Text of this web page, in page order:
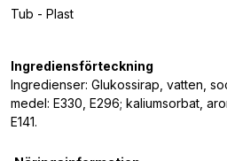
Tub - Plast
Ingrediensförteckning
Ingredienser: Glukossirap, vatten,
medel: E330, E296; kaliumsorbat,
E141.